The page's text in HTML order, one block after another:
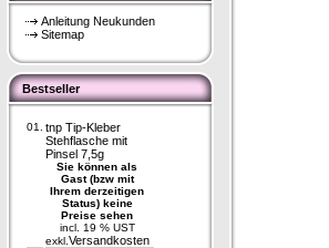
Anleitung Neukunden
Sitemap
Bestseller
01.
tnp Tip-Kleber
Stehflasche mit
Pinsel 7,5g
Sie können als
Gast (bzw mit
Ihrem derzeitigen
Status) keine
Preise sehen
incl. 19 % UST
exkl. Versandkosten